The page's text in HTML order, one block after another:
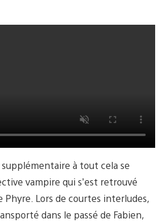
à tout cela se
vampire qui s’est retrouvé
Phyre. Lors de courtes interludes,
dans le passé de Fabien,